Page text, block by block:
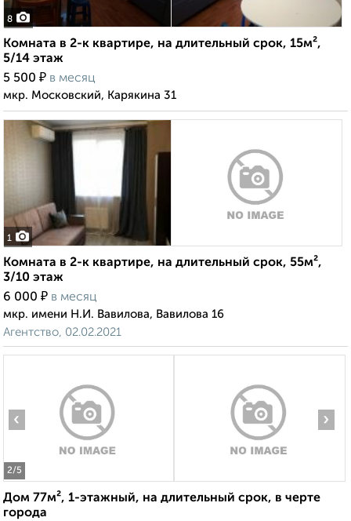
8
Комната в 2-к квартире, на длительный срок, 15м²,
5/14 этаж
5 500 ₽ в месяц
мкр. Московский, Карякина 31
1
Комната в 2-к квартире, на длительный срок, 55м²,
3/10 этаж
6 000 ₽ в месяц
мкр. имени Н.И. Вавилова, Вавилова 16
Агентство, 02.02.2021
2/5
‹ ›
Дом 77м², 1-этажный, на длительный срок, в черте
города